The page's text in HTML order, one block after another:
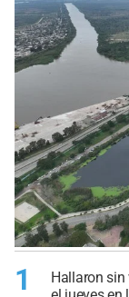
1
Hallaron